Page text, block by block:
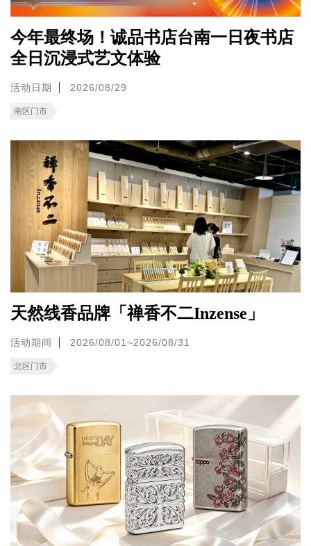
今年最终场！诚品书店台南一日夜书店
全日沉浸式艺文体验
活动日期 2026/08/29
南区门市
天然线香品牌「禅香不二Inzense」
活动期间 2026/08/01~2026/08/31
北区门市